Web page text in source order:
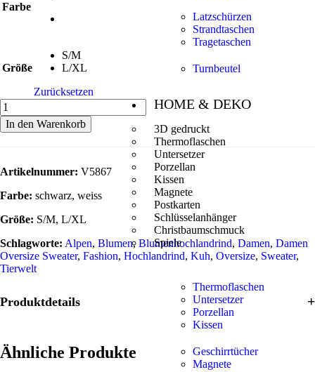
Latzschürzen
Strandtaschen
Tragetaschen
Turnbeutel
HOME & DEKO
3D gedruckt
Thermoflaschen
Untersetzer
Porzellan
Kissen
Magnete
Postkarten
Schlüsselanhänger
Christbaumschmuck
Spiele
Thermoflaschen
Untersetzer
Porzellan
Kissen
Geschirrtücher
Magnete
Farbe
Größe
S/M
L/XL
Zurücksetzen
In den Warenkorb
Artikelnummer: V5867
Farbe: schwarz, weiss
Größe: S/M, L/XL
Schlagworte: Alpen, Blumen,Blumenhochlandrind, Damen, Damen
Oversize Sweater, Fashion, Hochlandrind, Kuh, Oversize, Sweater,
Tierwelt
Produktdetails
Ähnliche Produkte